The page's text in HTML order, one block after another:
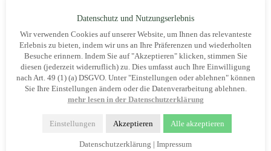
1.Mannschaft: BSC 1947 Kelsterbach II – SV Flörsheim
Die zweite Mannschaft konnte ihr Spiel leider nicht
gewinnen und unterlag dem SV Flörsheim III mit
3:4. Das Spiel begann für den BSC gut, denn bereits in der
1. Spielminute konnte man durch Gökhan
Sar in Führung gehen. Nach dem zwischenzeitlichen
brachte Gökhan Sar seine Farben in der 35. Minute erneut
in Front. Mit diesem Ergebnis ging es in die
Datenschutz und Nutzungserlebnis
Wir verwenden Cookies auf unserer Website, um Ihnen das relevanteste
Erlebnis zu bieten, indem wir uns an Ihre Präferenzen und wiederholten
Besuche erinnern. Indem Sie auf "Akzeptieren" klicken, stimmen Sie
diesen (jederzeit widerruflich) zu. Dies umfasst auch Ihre Einwilligung
nach Art. 49 (1) (a) DSGVO. Unter "Einstellungen oder ablehnen" können
Sie Ihre Einstellungen ändern oder die Datenverarbeitung ablehnen.
mehr lesen in der Datenschutzerklärung
Einstellungen Akzeptieren Alle akzeptieren
Datenschutzerklärung | Impressum